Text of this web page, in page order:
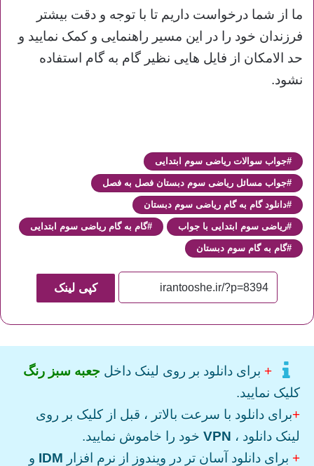
ما از شما درخواست داریم تا با توجه و دقت بیشتر
فرزندان خود را در این مسیر راهنمایی و کمک نمایید و
حد الامکان از فایل هایی نظیر گام به گام استفاده
نشود.
جواب سوالات ریاضی سوم ابتدایی
جواب مسائل ریاضی سوم دبستان فصل به فصل
دانلود گام به گام ریاضی سوم دبستان
ریاضی سوم ابتدایی با جواب گام به گام ریاضی سوم ابتدایی
گام به گام سوم دبستان
کپی لینک
+ برای دانلود بر روی لینک داخل جعبه سبز رنگ
کلیک نمایید.
+برای دانلود با سرعت بالاتر ، قبل از کلیک بر روی
لینک دانلود ، VPN خود را خاموش نمایید.
+ برای دانلود آسان تر در ویندوز از نرم افزار IDM و